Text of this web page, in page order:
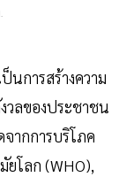
นการสร้างความ
วลของประชาชน
ากการบริโภค
ยโลก (WHO),